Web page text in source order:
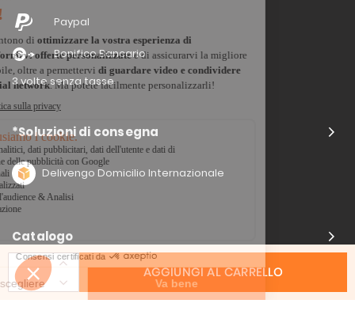
AGGIUNGI AL CARRELLO
Paypal
Bonifico Bancario
3 volte senza tasse
*Soluzioni di consegna
Delivengo Domicilio Internazionale
Catalogo